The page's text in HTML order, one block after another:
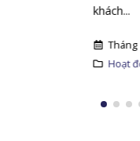
Tháng 1 24, 2024
Hoạt động công ty